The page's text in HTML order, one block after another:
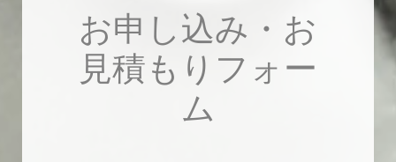
お申し込み・お
見積もりフォー
ム